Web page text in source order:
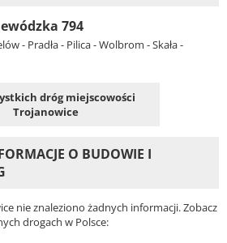
794
- Pradła - Pilica - Wolbrom - Skała -
dróg miejscowości
Trojanowice
O BUDOWIE I
nie znaleziono żadnych informacji. Zobacz
drogach w Polsce: